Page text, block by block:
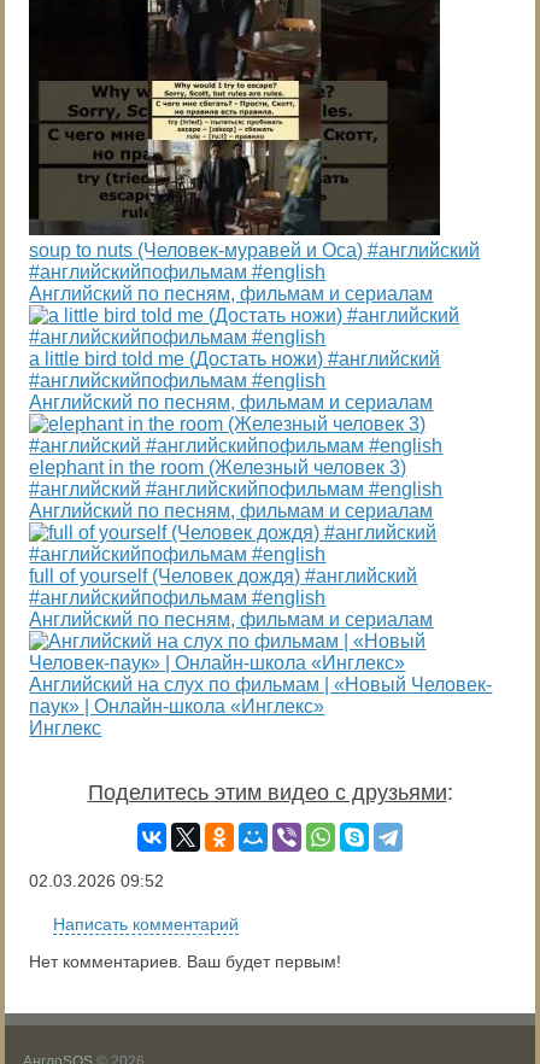
soup to nuts (Человек-муравей и Оса) #английский
#английскийпофильмам #english
Английский по песням, фильмам и сериалам
a little bird told me (Достать ножи) #английский
#английскийпофильмам #english
Английский по песням, фильмам и сериалам
elephant in the room (Железный человек 3)
#английский #английскийпофильмам #english
Английский по песням, фильмам и сериалам
full of yourself (Человек дождя) #английский
#английскийпофильмам #english
Английский по песням, фильмам и сериалам
Английский на слух по фильмам | «Новый Человек-
паук» | Онлайн-школа «Инглекс»
Инглекс
Поделитесь этим видео с друзьями:
02.03.2026 09:52
Написать комментарий
Нет комментариев. Ваш будет первым!